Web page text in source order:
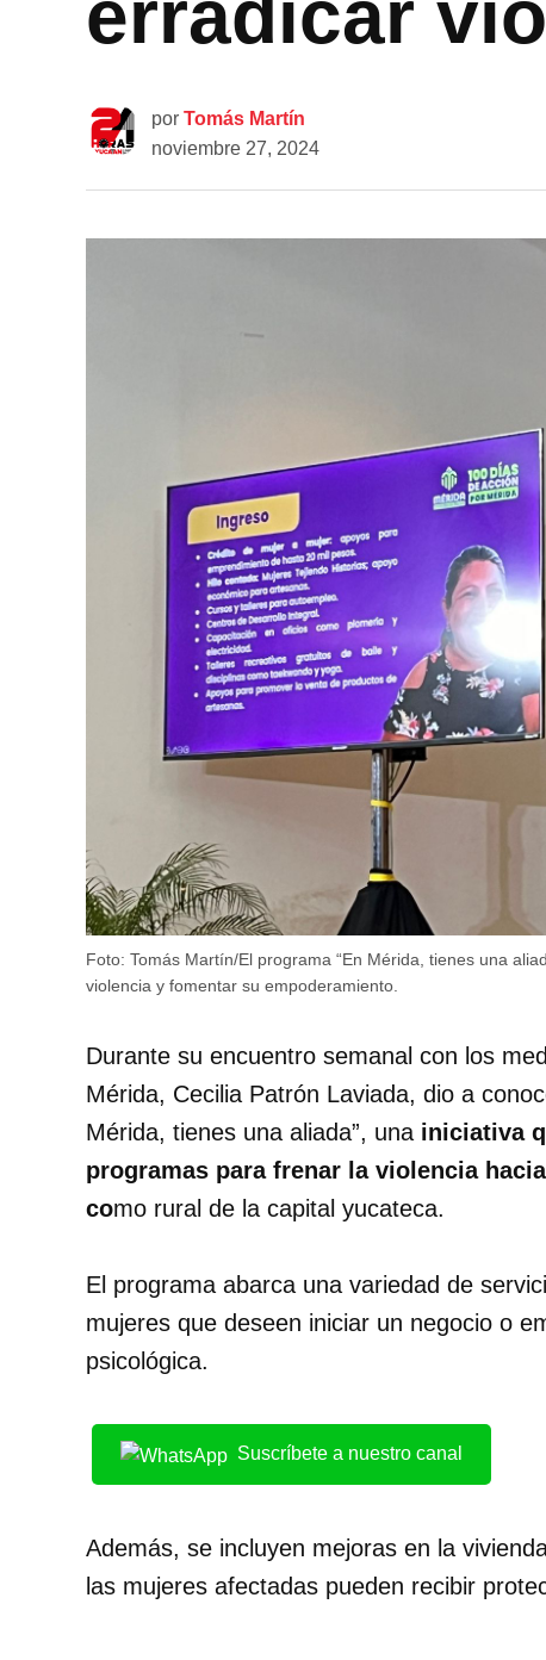
por Tomás Martín
noviembre 27, 2024
Foto: Tomás Martín/El programa “En Mérida, tienes una
violencia y fomentar su empoderamiento.
Durante su encuentro semanal con los
Mérida, Cecilia Patrón Laviada, dio a
Mérida, tienes una aliada”, una iniciativa
programas para frenar la violencia
como rural de la capital yucateca.
El programa abarca una variedad de
mujeres que deseen iniciar un negocio o
psicológica.
Suscríbete a nuestro canal
Además, se incluyen mejoras en la
las mujeres afectadas pueden recibir